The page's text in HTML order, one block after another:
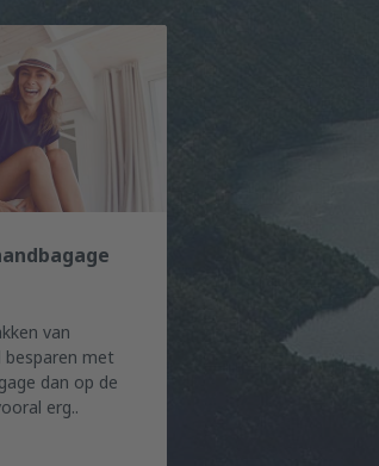
van
besparen met
dan op de
erg..